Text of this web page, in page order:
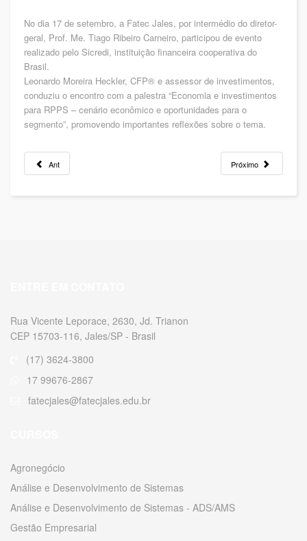
No dia 17 de setembro, a Fatec Jales, por intermédio do diretor-
geral, Prof. Me. Tiago Ribeiro Carneiro, participou de evento
realizado pelo Sicredi, instituição financeira cooperativa do
Brasil.
Leonardo Moreira Heckler, CFP®️ e assessor de investimentos,
conduziu o encontro com a palestra “Economia e investimentos
para RPPS – cenário econômico e oportunidades para o
segmento”, promovendo importantes reflexões sobre o tema.
Ant Próximo
Rua Vicente Leporace, 2630, Jd. Trianon
CEP 15703-116, Jales/SP - Brasil
(17) 3624-3800
17 99676-2867
fatecjales@fatecjales.edu.br
Agronegócio
Análise e Desenvolvimento de Sistemas
Análise e Desenvolvimento de Sistemas - ADS/AMS
Gestão Empresarial